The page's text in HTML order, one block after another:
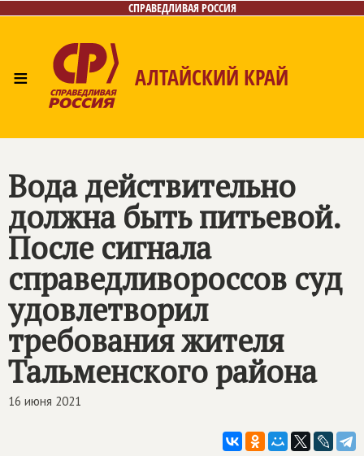
СПРАВЕДЛИВАЯ РОССИЯ
≡ АЛТАЙСКИЙ КРАЙ
Вода действительно
должна быть питьевой.
После сигнала
справедливороссов суд
удовлетворил
требования жителя
Тальменского района
16 июня 2021